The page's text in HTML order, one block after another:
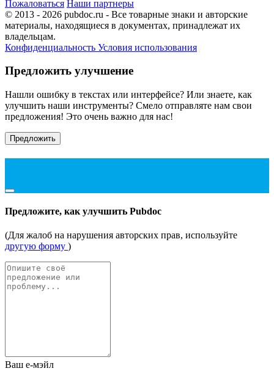
Пожаловаться Наши партнеры
© 2013 - 2026 pubdoc.ru - Все товарные знаки и авторские
материалы, находящиеся в документах, принадлежат их
владельцам.
Конфиденциальность Условия использования
Предложить улучшение
Нашли ошибку в текстах или интерфейсе? Или знаете, как
улучшить наши инструменты? Смело отправляте нам свои
предложения! Это очень важно для нас!
Предложить
Предложите, как улучшить Pubdoc
(Для жалоб на нарушения авторских прав, используйте
другую форму )
Ваш е-мэйл